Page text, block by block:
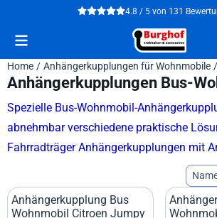
Cookie-Einstellungen verfügbar.
4.8 / 5 von 131
Home / Anhängerkupplungen für Wohnmobile /
Anhängerkupplungen Bus-
Spezielle Bus-Wohnmobil-
abnehmbar verschiedene praktische
Fahrradträger Anhängerkupplungen mit
Anhängerkupplung Bus
Wohnmobil Citroen Jumpy